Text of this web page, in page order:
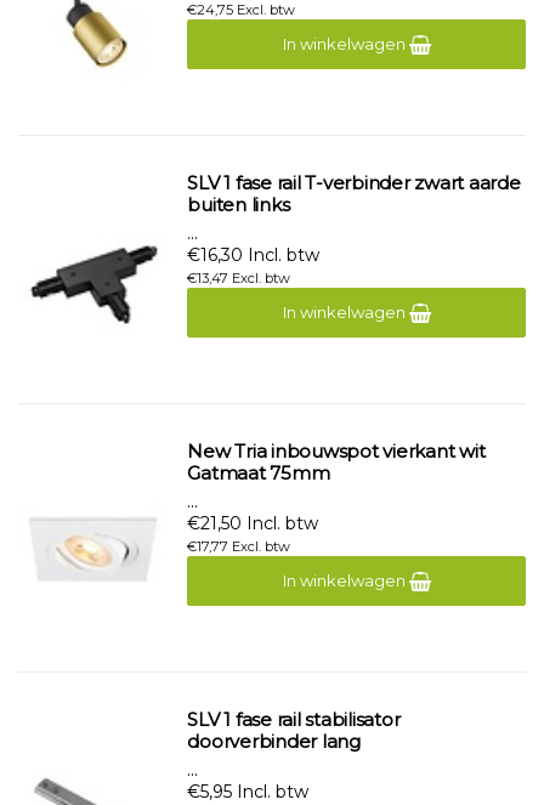
€24,75 Excl. btw
In winkelwagen
SLV 1 fase rail T-verbinder zwart aarde
buiten links
...
€16,30 Incl. btw
€13,47 Excl. btw
In winkelwagen
New Tria inbouwspot vierkant wit
Gatmaat 75mm
...
€21,50 Incl. btw
€17,77 Excl. btw
In winkelwagen
SLV 1 fase rail stabilisator
doorverbinder lang
...
€5,95 Incl. btw